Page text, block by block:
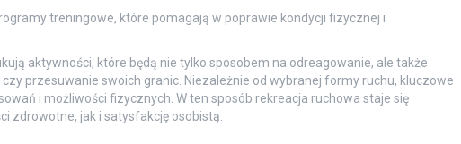
treningowe, które pomagają w poprawie kondycji fizycznej i
aktywności, które będą nie tylko sposobem na odreagowanie, ale także
czy przesuwanie swoich granic. Niezależnie od wybranej formy ruchu, kluczowe
i możliwości fizycznych. W ten sposób rekreacja ruchowa staje się
zdrowotne, jak i satysfakcję osobistą.